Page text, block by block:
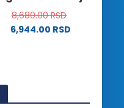
8,680.00RSD
6,944.00 RSD